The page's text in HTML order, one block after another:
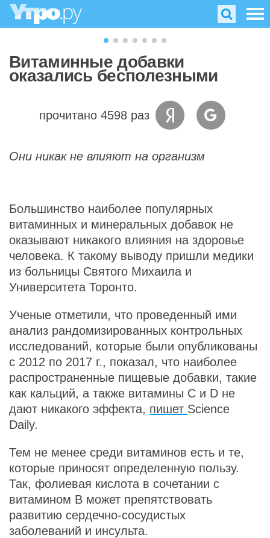
Витаминные добавки
оказались бесполезными
прочитано 4598 раз
Они никак не влияют на организм
Большинство наиболее популярных
витаминных и минеральных добавок не
оказывают никакого влияния на здоровье
человека. К такому выводу пришли медики
из больницы Святого Михаила и
Университета Торонто.
Ученые отметили, что проведенный ими
анализ рандомизированных контрольных
исследований, которые были опубликованы
с 2012 по 2017 г., показал, что наиболее
распространенные пищевые добавки, такие
как кальций, а также витамины С и D не
дают никакого эффекта, пишет Science
Daily.
Тем не менее среди витаминов есть и те,
которые приносят определенную пользу.
Так, фолиевая кислота в сочетании с
витамином B может препятствовать
развитию сердечно-сосудистых
заболеваний и инсульта.